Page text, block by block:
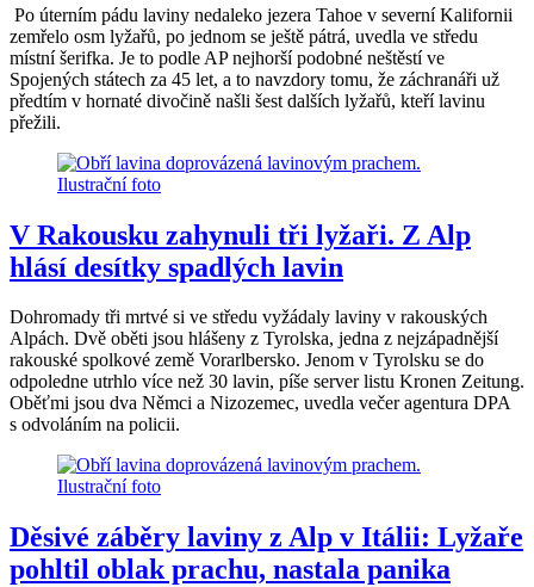
Po úterním pádu laviny nedaleko jezera Tahoe v severní Kalifornii
zemřelo osm lyžařů, po jednom se ještě pátrá, uvedla ve středu
místní šerifka. Je to podle AP nejhorší podobné neštěstí ve
Spojených státech za 45 let, a to navzdory tomu, že záchranáři už
předtím v hornaté divočině našli šest dalších lyžařů, kteří lavinu
přežili.
V Rakousku zahynuli tři lyžaři. Z Alp
hlásí desítky spadlých lavin
Dohromady tři mrtvé si ve středu vyžádaly laviny v rakouských
Alpách. Dvě oběti jsou hlášeny z Tyrolska, jedna z nejzápadnější
rakouské spolkové země Vorarlbersko. Jenom v Tyrolsku se do
odpoledne utrhlo více než 30 lavin, píše server listu Kronen Zeitung.
Oběťmi jsou dva Němci a Nizozemec, uvedla večer agentura DPA
s odvoláním na policii.
Děsivé záběry laviny z Alp v Itálii: Lyžaře
pohltil oblak prachu, nastala panika